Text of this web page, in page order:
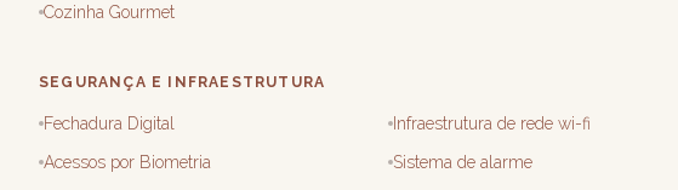
Cozinha Gourmet
SEGURANÇA E INFRAESTRUTURA
Fechadura Digital Infraestrutura de rede wi-fi
Acessos por Biometria
Sistema de alarme